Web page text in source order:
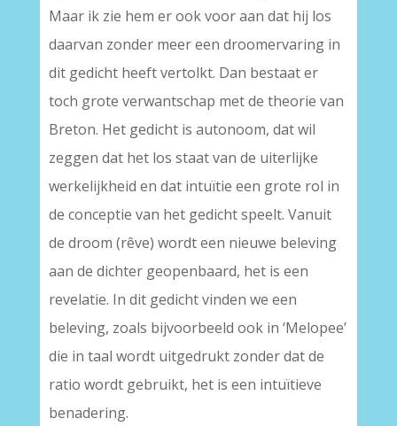
Maar ik zie hem er ook voor aan dat hij los
daarvan zonder meer een droomervaring in
dit gedicht heeft vertolkt. Dan bestaat er
toch grote verwantschap met de theorie van
Breton. Het gedicht is autonoom, dat wil
zeggen dat het los staat van de uiterlijke
werkelijkheid en dat intuïtie een grote rol in
de conceptie van het gedicht speelt. Vanuit
de droom (rêve) wordt een nieuwe beleving
aan de dichter geopenbaard, het is een
revelatie. In dit gedicht vinden we een
beleving, zoals bijvoorbeeld ook in ‘Melopee’
die in taal wordt uitgedrukt zonder dat de
ratio wordt gebruikt, het is een intuïtieve
benadering.